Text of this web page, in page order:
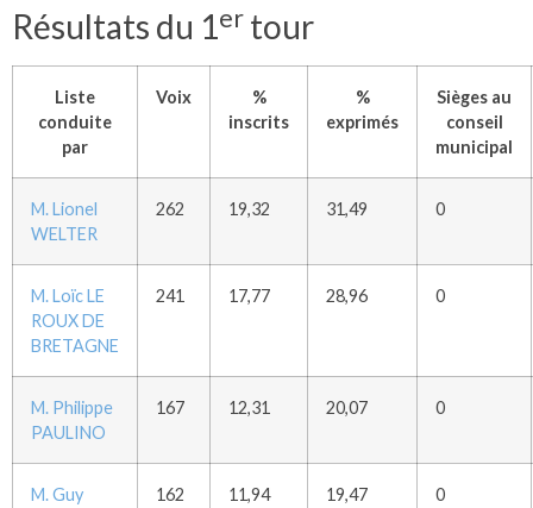
Résultats du 1er tour
Liste
conduite
par
Voix
%
inscrits
%
exprimés
Sièges au
conseil
municipal
M. Lionel
WELTER
262 19,32 31,49 0
M. Loïc LE
ROUX DE
BRETAGNE
241 17,77 28,96 0
M. Philippe
PAULINO
167 12,31 20,07 0
M. Guy
162 11,94 19,47 0